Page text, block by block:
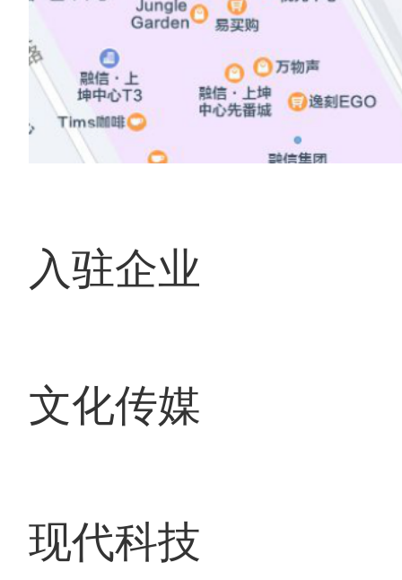
入驻企业
文化传媒
现代科技